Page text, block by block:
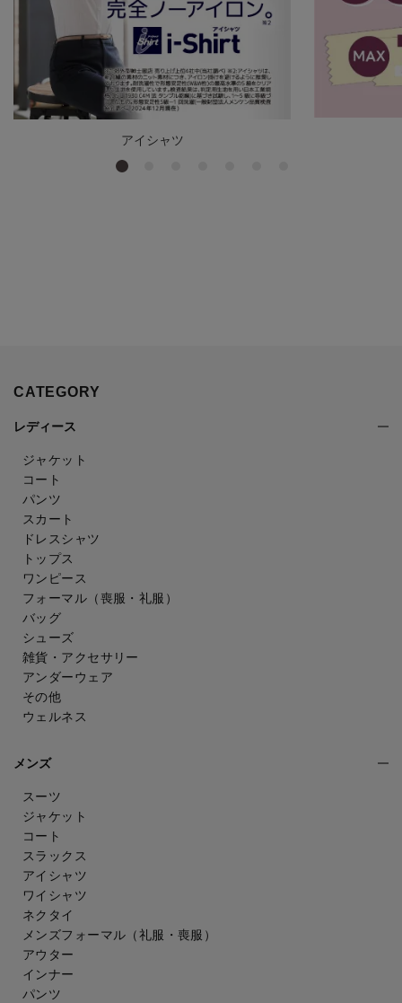
アイシャツ
CATEGORY
レディース
ジャケット
コート
パンツ
スカート
ドレスシャツ
トップス
ワンピース
フォーマル（喪服・礼服）
バッグ
シューズ
雑貨・アクセサリー
アンダーウェア
その他
ウェルネス
メンズ
スーツ
ジャケット
コート
スラックス
アイシャツ
ワイシャツ
ネクタイ
メンズフォーマル （礼服・喪服）
アウター
インナー
パンツ